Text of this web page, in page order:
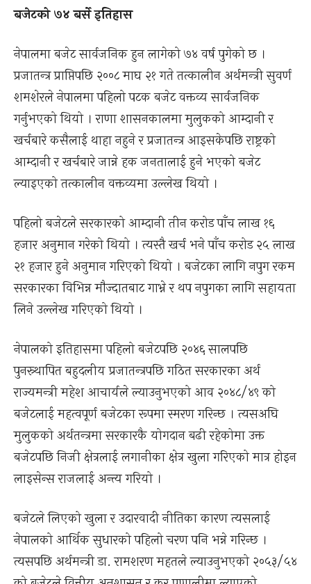
बजेटको ७४ बर्से इतिहास
नेपालमा बजेट सार्वजनिक हुन लागेको ७४ वर्ष पुगेको छ ।
प्रजातन्त्र प्राप्तिपछि २००८ माघ २१ गते तत्कालीन अर्थमन्त्री सुवर्ण
शमशेरले नेपालमा पहिलो पटक बजेट वक्तव्य सार्वजनिक
गर्नुभएको थियो । राणा शासनकालमा मुलुकको आम्दानी र
खर्चबारे कसैलाई थाहा नहुने र प्रजातन्त्र आइसकेपछि राष्ट्रको
आम्दानी र खर्चबारे जान्ने हक जनतालाई हुने भएको बजेट
ल्याइएको तत्कालीन वक्तव्यमा उल्लेख थियो ।
पहिलो बजेटले सरकारको आम्दानी तीन करोड पाँच लाख १६
हजार अनुमान गरेको थियो । त्यस्तै खर्च भने पाँच करोड २५ लाख
२१ हजार हुने अनुमान गरिएको थियो । बजेटका लागि नपुग रकम
सरकारका विभिन्न मौज्दातबाट गाभ्ने र थप नपुगका लागि सहायता
लिने उल्लेख गरिएको थियो ।
नेपालको इतिहासमा पहिलो बजेटपछि २०४६ सालपछि
पुनस्र्थापित बहुदलीय प्रजातन्त्रपछि गठित सरकारका अर्थ
राज्यमन्त्री महेश आचार्यले ल्याउनुभएको आव २०४८/४९ को
बजेटलाई महत्वपूर्ण बजेटका रूपमा स्मरण गरिन्छ । त्यसअघि
मुलुकको अर्थतन्त्रमा सरकारकै योगदान बढी रहेकोमा उक्त
बजेटपछि निजी क्षेत्रलाई लगानीका क्षेत्र खुला गरिएको मात्र होइन
लाइसेन्स राजलाई अन्त्य गरियो ।
बजेटले लिएको खुला र उदारवादी नीतिका कारण त्यसलाई
नेपालको आर्थिक सुधारको पहिलो चरण पनि भन्ने गरिन्छ ।
त्यसपछि अर्थमन्त्री डा. रामशरण महतले ल्याउनुभएको २०५३/५४